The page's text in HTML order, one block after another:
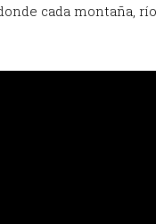
cada montaña,